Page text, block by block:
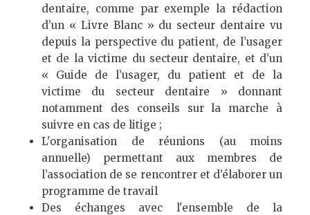
dentaire, comme par exemple la rédaction
d’un « Livre Blanc » du secteur dentaire vu
depuis la perspective du patient, de l’usager
et de la victime du secteur dentaire, et d’un
« Guide de l’usager, du patient et de la
victime du secteur dentaire » donnant
notamment des conseils sur la marche à
suivre en cas de litige ;
L'organisation de réunions (au moins
annuelle) permettant aux membres de
l’association de se rencontrer et d’élaborer un
programme de travail
Des échanges avec l'ensemble de la